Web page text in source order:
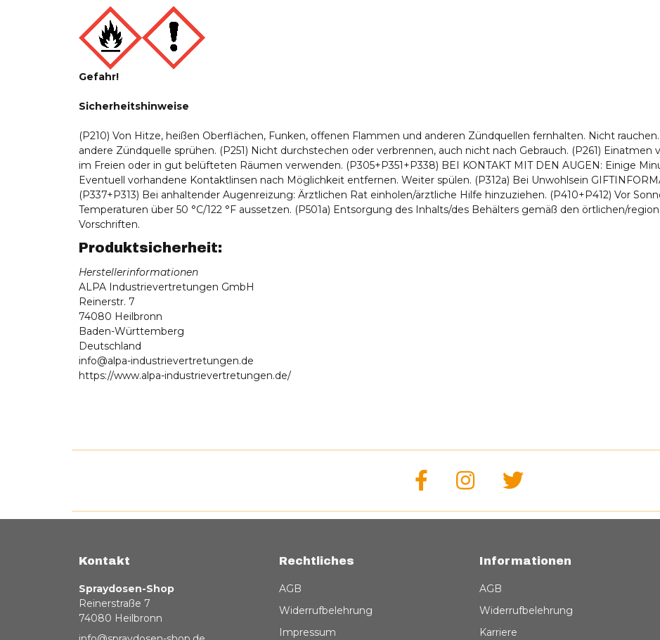
Gefahr!
Sicherheitshinweise
(P210) Von Hitze, heißen Oberflächen, Funken, offenen Flammen und anderen Zündquellen fernhalten. Nicht
andere Zündquelle sprühen. (P251) Nicht durchstechen oder verbrennen, auch nicht nach Gebrauch. (P261)
im Freien oder in gut belüfteten Räumen verwenden. (P305+P351+P338) BEI KONTAKT MIT DEN AUGEN: Einige
Eventuell vorhandene Kontaktlinsen nach Möglichkeit entfernen. Weiter spülen. (P312a) Bei Unwohlsein
(P337+P313) Bei anhaltender Augenreizung: Ärztlichen Rat einholen/ärztliche Hilfe hinzuziehen. (P410+P412) Vor
Temperaturen über 50 °C/122 °F aussetzen. (P501a) Entsorgung des Inhalts/des Behälters gemäß den örtlichen/
Vorschriften.
Produktsicherheit:
Herstellerinformationen
ALPA Industrievertretungen GmbH
Reinerstr. 7
74080 Heilbronn
Baden-Württemberg
Deutschland
info@alpa-industrievertretungen.de
https://www.alpa-industrievertretungen.de/
Kontakt
Spraydosen-Shop
Reinerstraße 7
74080 Heilbronn
Rechtliches
AGB
Widerrufbelehrung
Impressum
Informationen
AGB
Widerrufbelehrung
Karriere